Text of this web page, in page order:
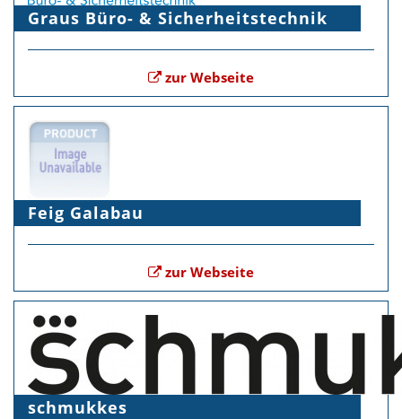
Graus Büro- & Sicherheitstechnik
zur Webseite
Feig Galabau
zur Webseite
schmukkes